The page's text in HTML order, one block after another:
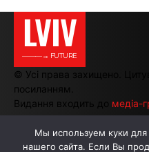
LVIV
———→ FUTURE
© Усі права захищено.
посиланням.
Видання входить до медіа-
Мы используем куки
нашего сайта. Если Вы